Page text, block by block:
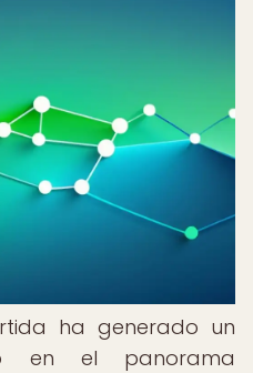
ha generado un
en el panorama